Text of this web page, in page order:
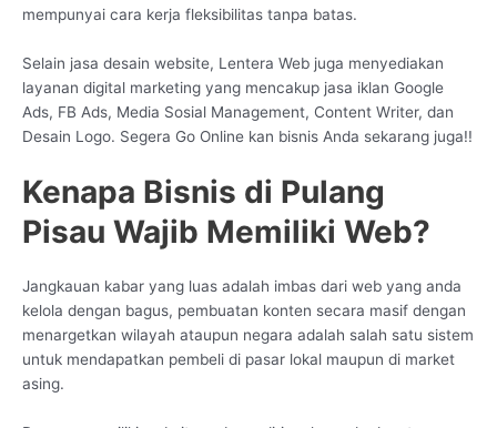
mempunyai cara kerja fleksibilitas tanpa batas.
Selain jasa desain website, Lentera Web juga menyediakan
layanan digital marketing yang mencakup jasa iklan Google
Ads, FB Ads, Media Sosial Management, Content Writer, dan
Desain Logo. Segera Go Online kan bisnis Anda sekarang juga!!
Kenapa Bisnis di Pulang
Pisau Wajib Memiliki Web?
Jangkauan kabar yang luas adalah imbas dari web yang anda
kelola dengan bagus, pembuatan konten secara masif dengan
menargetkan wilayah ataupun negara adalah salah satu sistem
untuk mendapatkan pembeli di pasar lokal maupun di market
asing.